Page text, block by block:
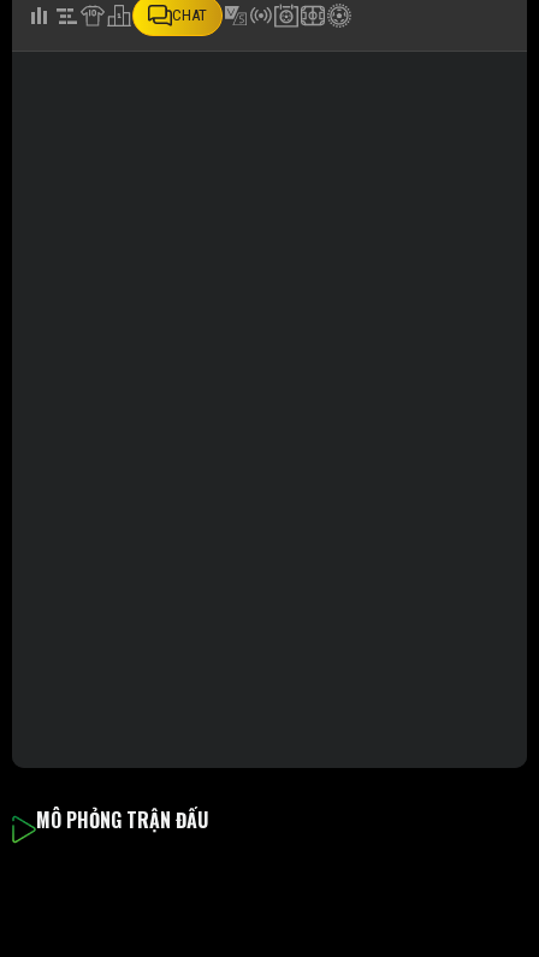
CHAT
MÔ PHỎNG TRẬN ĐẤU